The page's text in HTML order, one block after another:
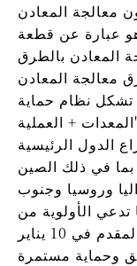
معالجة المعادن
عبارة عن قطعة
المعادن بالطرق
معالجة المعادن
تشكل نظام حماية
الدول الرئيسية
بما في ذلك الصين
وروسيا وجنوب
تدعي الأولوية من
الطلب الصيني الأولي المقدم في 10 يناير